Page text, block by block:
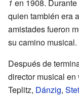
1 en 1908.
quien también era
amistades fueron
su camino musical.
Después de
director musical en
Teplitz, Dánzig,